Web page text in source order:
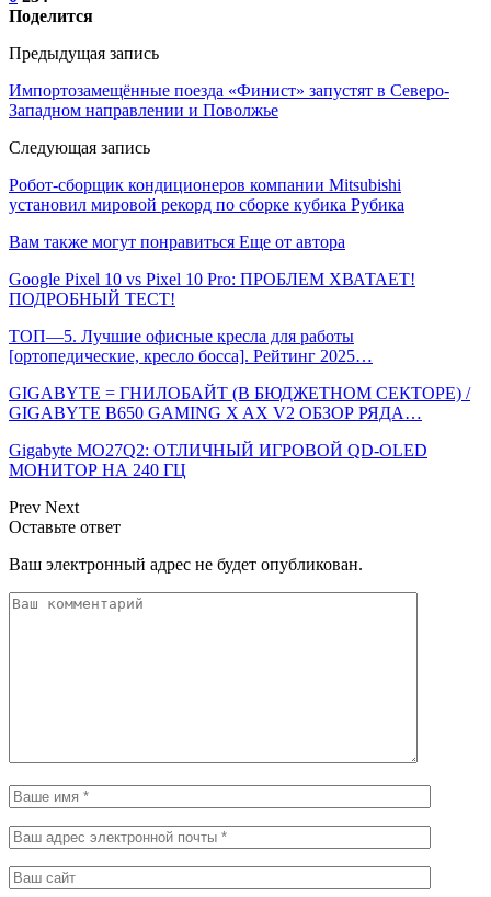
Поделится
Предыдущая запись
Импортозамещённые поезда «Финист» запустят в Северо-
Западном направлении и Поволжье
Следующая запись
Робот-сборщик кондиционеров компании Mitsubishi
установил мировой рекорд по сборке кубика Рубика
Вам также могут понравиться Еще от автора
Google Pixel 10 vs Pixel 10 Pro: ПРОБЛЕМ ХВАТАЕТ!
ПОДРОБНЫЙ ТЕСТ!
ТОП—5. Лучшие офисные кресла для работы
[ортопедические, кресло босса]. Рейтинг 2025…
GIGABYTE = ГНИЛОБАЙТ (В БЮДЖЕТНОМ СЕКТОРЕ) /
GIGABYTE B650 GAMING X AX V2 ОБЗОР РЯДА…
Gigabyte MO27Q2: ОТЛИЧНЫЙ ИГРОВОЙ QD-OLED
МОНИТОР НА 240 ГЦ
Prev Next
Оставьте ответ
Ваш электронный адрес не будет опубликован.